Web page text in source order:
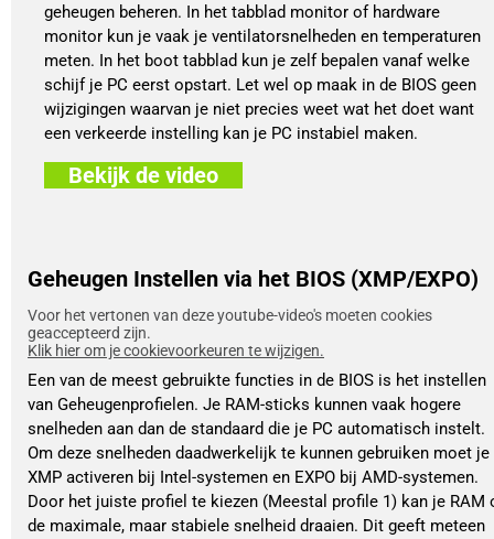
geheugen beheren. In het tabblad monitor of hardware
monitor kun je vaak je ventilatorsnelheden en temperaturen
meten. In het boot tabblad kun je zelf bepalen vanaf welke
schijf je PC eerst opstart. Let wel op maak in de BIOS geen
wijzigingen waarvan je niet precies weet wat het doet want
een verkeerde instelling kan je PC instabiel maken.
Bekijk de video
Geheugen Instellen via het BIOS (XMP/EXPO)
Voor het vertonen van deze youtube-video's moeten cookies
geaccepteerd zijn.
Klik hier om je cookievoorkeuren te wijzigen.
Een van de meest gebruikte functies in de BIOS is het instellen
van Geheugenprofielen. Je RAM-sticks kunnen vaak hogere
snelheden aan dan de standaard die je PC automatisch instelt.
Om deze snelheden daadwerkelijk te kunnen gebruiken moet je
XMP activeren bij Intel-systemen en EXPO bij AMD-systemen.
Door het juiste profiel te kiezen (Meestal profile 1) kan je RAM
de maximale, maar stabiele snelheid draaien. Dit geeft meteen